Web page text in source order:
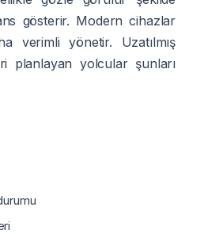
gösterir. Modern cihazlar
verimli yönetir. Uzatılmış
planlayan yolcular şunları